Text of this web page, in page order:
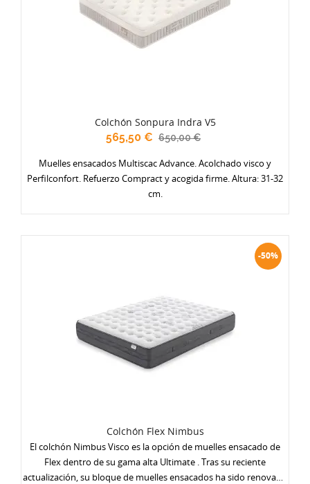
Colchón Sonpura Indra V5
565,50 € 650,00 €
Muelles ensacados Multiscac Advance. Acolchado visco y
Perfilconfort. Refuerzo Compract y acogida firme. Altura: 31-32
cm.
-50%
Colchón Flex Nimbus
El colchón Nimbus Visco es la opción de muelles ensacado de
Flex dentro de su gama alta Ultimate . Tras su reciente
actualización, su bloque de muelles ensacados ha sido renovado